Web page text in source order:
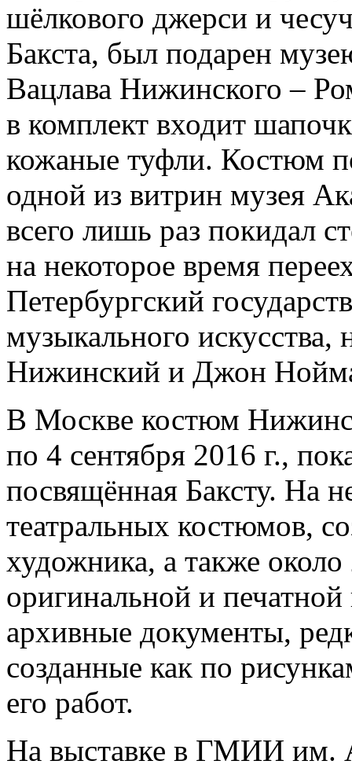
шёлкового джерси и
Бакста, был подарен
Вацлава Нижинского –
в комплект входит
кожаные туфли. Костюм
одной из витрин музея
всего лишь раз покидал
на некоторое время
Петербургский
музыкального искусства,
Нижинский и Джон
В Москве костюм
по 4 сентября 2016 г.,
посвящённая Баксту. На
театральных костюмов,
художника, а также
оригинальной и
архивные документы,
созданные как по
его работ.
На выставке в ГМИИ им.